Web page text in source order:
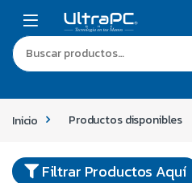
Inicio Productos disponibles
Filtrar Productos Aquí